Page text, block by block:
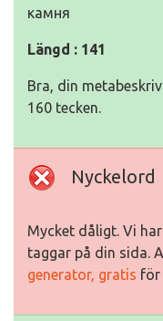
камня
Längd : 141
Bra, din
160 tecken.
Nyckelord
Mycket dåligt. Vi
taggar på din sida.
generator, gratis för